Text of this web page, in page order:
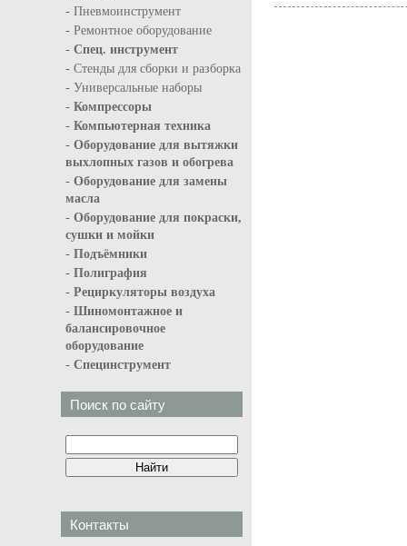
- Пневмоинструмент
- Ремонтное оборудование
- Спец. инструмент
- Стенды для сборки и разборка
- Универсальные наборы
- Компрессоры
- Компьютерная техника
- Оборудование для вытяжки
выхлопных газов и обогрева
- Оборудование для замены
масла
- Оборудование для покраски,
сушки и мойки
- Подъёмники
- Полиграфия
- Рециркуляторы воздуха
- Шиномонтажное и
балансировочное
оборудование
- Специнструмент
Поиск по сайту
Контакты